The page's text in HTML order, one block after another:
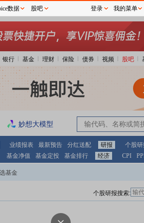
银行 基金 理财 保险 债券 视频 股吧
妙想大模型
业绩报表 最新预告 分红送配 研报 个股研
基金净值 基金定投 基金排行 经济 CPI
基金
个股研报搜索:
数据 股吧 登录 我的菜单